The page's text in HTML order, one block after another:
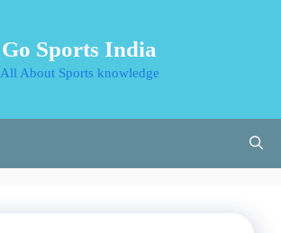
Go Sports India
All About Sports knowledge